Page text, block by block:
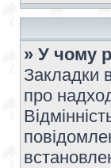
» У чому
Закладки
про